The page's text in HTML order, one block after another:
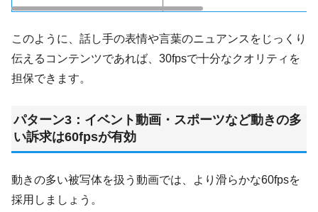
このように、話し手の表情や言葉のニュアンスをじっくり
伝えるコンテンツであれば、30fpsで十分なクオリティを
担保できます。
パターン3：イベント動画・スポーツなど動きの多
い訴求は60fpsが有効
動きの多い被写体を扱う動画では、より滑らかな60fpsを
採用しましょう。